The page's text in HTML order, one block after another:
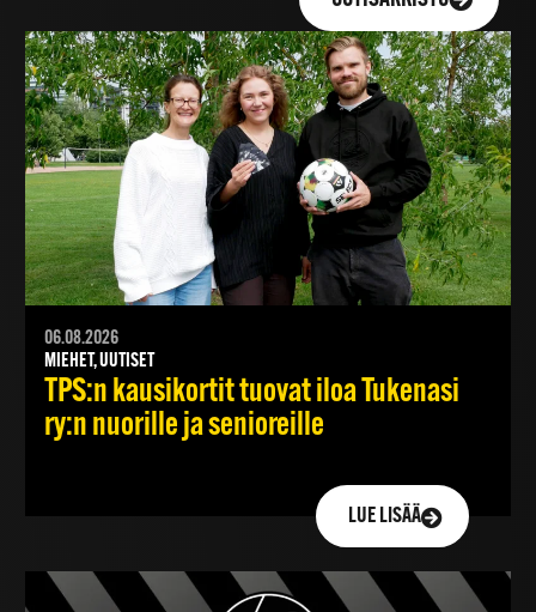
06.08.2026
MIEHET, UUTISET
TPS:n kausikortit tuovat iloa Tukenasi
ry:n nuorille ja senioreille
LUE LISÄÄ